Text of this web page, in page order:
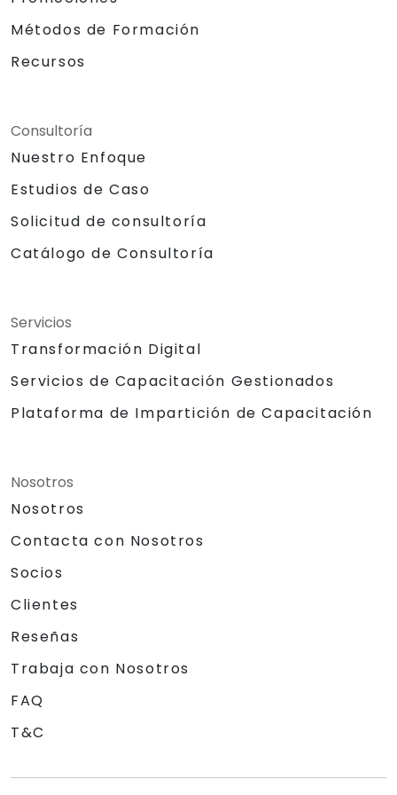
Métodos de Formación
Recursos
Consultoría
Nuestro Enfoque
Estudios de Caso
Solicitud de consultoría
Catálogo de Consultoría
Servicios
Transformación Digital
Servicios de Capacitación Gestionados
Plataforma de Impartición de Capacitación
Nosotros
Nosotros
Contacta con Nosotros
Socios
Clientes
Reseñas
Trabaja con Nosotros
FAQ
T&C